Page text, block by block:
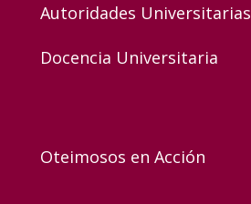
Autoridades Universitarias
Docencia Universitaria
Oteimosos en Acción